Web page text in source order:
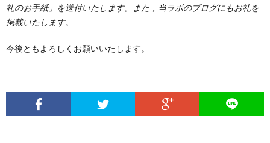
礼のお手紙」を送付いたします。また，当ラボのブログにもお礼を
掲載いたします。
今後ともよろしくお願いいたします。